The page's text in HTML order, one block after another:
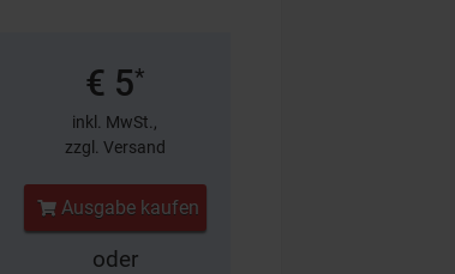
€ 5*
inkl. MwSt.,
zzgl. Versand
Ausgabe kaufen
oder